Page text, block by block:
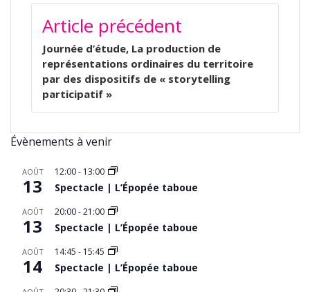
NAVIGATION
DE
L’ARTICLE
Article précédent
Journée d’étude, La production de
représentations ordinaires du territoire
par des dispositifs de « storytelling
participatif »
Évènements à venir
AOÛT
13
12:00- 13:00
Spectacle | L’Épopée taboue
AOÛT
13
20:00-21:00
Spectacle | L’Épopée taboue
AOÛT
14
14:45 - 15:45
Spectacle | L’Épopée taboue